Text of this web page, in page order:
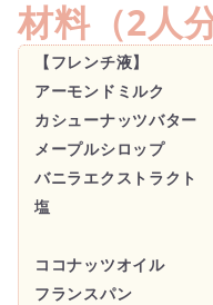
材料（2人
【フレンチ液】
アーモンドミルク
カシューナッツバター
メープルシロップ
バニラエクストラクト
塩
ココナッツオイル
フランスパン